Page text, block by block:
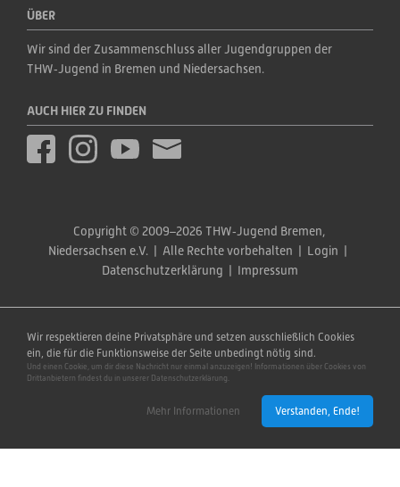
ÜBER
Wir sind der Zusammenschluss aller Jugendgruppen der
THW‑Jugend in Bremen und Niedersachsen.
AUCH HIER ZU FINDEN
Copyright © 2009–2026 THW‑Jugend Bremen,
Niedersachsen e.V.  |  Alle Rechte vorbehalten  | Login
Datenschutzerklärung
Impressum
Wir respektieren deine Privatsphäre und setzen ausschließlich Cookies
ein, die für die Funktionsweise der Seite unbedingt nötig sind.
Und einen Cookie, um dir diese Nachricht nur einmal anzuzeigen! Informationen über Cookies von
Drittanbietern findest du in unserer Datenschutzerklärung.
Mehr Informationen Verstanden, Ende!